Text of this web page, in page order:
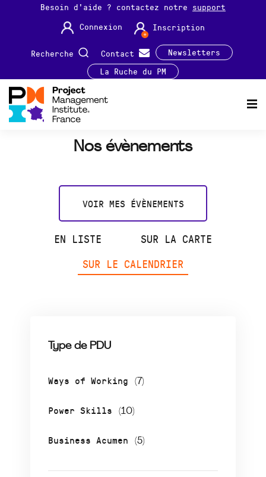
Besoin d'aide ? contactez notre support
Connexion
Inscription
Recherche Contact
Newsletters
La Ruche du PM
Nos évènements
VOIR MES ÉVÈNEMENTS
EN LISTE
SUR LA CARTE
SUR LE CALENDRIER
Type de PDU
Ways of Working (7)
Power Skills (10)
Business Acumen (5)